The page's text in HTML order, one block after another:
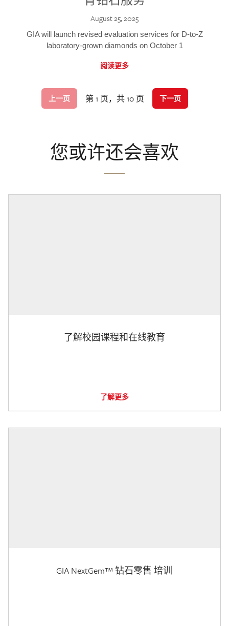
August 25, 2025
GIA will launch revised evaluation services for D-to-Z
laboratory-grown diamonds on October 1
阅读更多
上一页 第 1 页，共 10 页 下一页
您或许还会喜欢
了解校园课程和在线教育
了解更多
GIA NextGem™ 钻石零售 培训